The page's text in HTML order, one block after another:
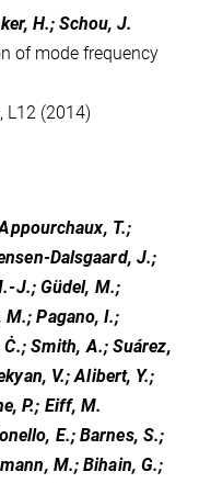
H.; Schou, J.
of mode frequency
L12 (2014)
T.;
Dalsgaard, J.;
J.; Güdel, M.;
M.; Pagano, I.;
Smith, A.; Suárez,
V.; Alibert, Y.;
P.; Eiff, M.
E.; Barnes, S.;
M.; Bihain, G.;